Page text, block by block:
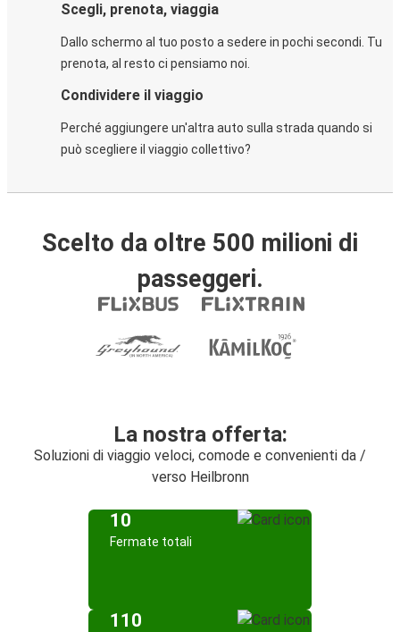
Scegli, prenota, viaggia
Dallo schermo al tuo posto a sedere in pochi secondi. Tu
prenota, al resto ci pensiamo noi.
Condividere il viaggio
Perché aggiungere un'altra auto sulla strada quando si
può scegliere il viaggio collettivo?
Scelto da oltre 500 milioni di
passeggeri.
La nostra offerta:
Soluzioni di viaggio veloci, comode e convenienti da /
verso Heilbronn
10
Fermate totali
110